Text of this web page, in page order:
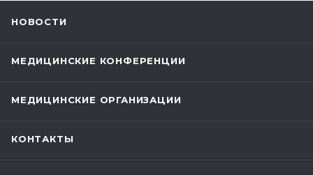
НОВОСТИ
МЕДИЦИНСКИЕ КОНФЕРЕНЦИИ
МЕДИЦИНСКИЕ ОРГАНИЗАЦИИ
КОНТАКТЫ